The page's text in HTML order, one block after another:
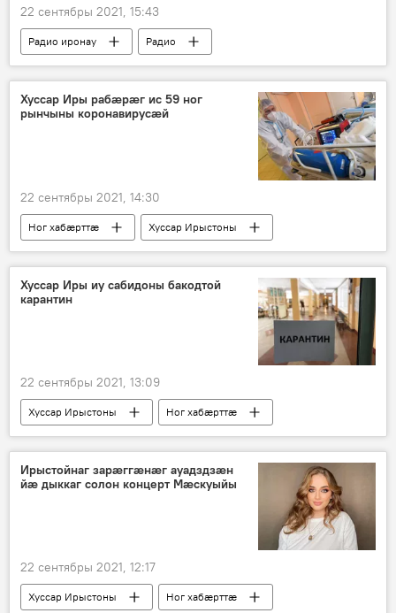
22 сентябры 2021, 15:43
Радио иронау Радио
Хуссар Иры рабæрæг ис 59 ног
рынчыны коронавирусæй
22 сентябры 2021, 14:30
Ног хабӕрттӕ Хуссар Ирыстоны
Хуссар Иры иу сабидоны бакодтой
карантин
22 сентябры 2021, 13:09
Хуссар Ирыстоны Ног хабӕрттӕ
Ирыстойнаг зарӕггӕнӕг ауадздзӕн
йӕ дыккаг солон концерт Мӕскуыйы
22 сентябры 2021, 12:17
Хуссар Ирыстоны Ног хабӕрттӕ